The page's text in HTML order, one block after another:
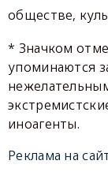
обществе,
* Значком
упоминаются
иноагенты.
Реклама на